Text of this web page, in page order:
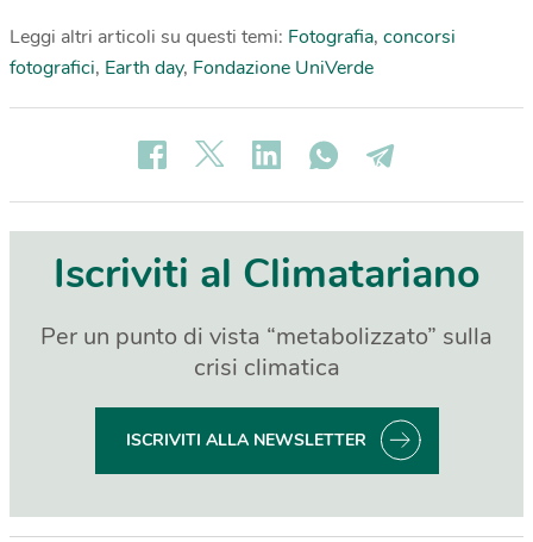
Leggi altri articoli su questi temi: Fotografia, concorsi
fotografici, Earth day, Fondazione UniVerde
Iscriviti al Climatariano
Per un punto di vista “metabolizzato” sulla
crisi climatica
ISCRIVITI ALLA NEWSLETTER